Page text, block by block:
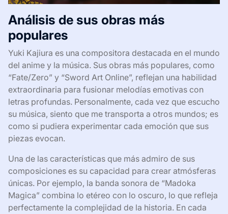
Análisis de sus obras más
populares
Yuki Kajiura es una compositora destacada en el mundo
del anime y la música. Sus obras más populares, como
“Fate/Zero” y “Sword Art Online”, reflejan una habilidad
extraordinaria para fusionar melodías emotivas con
letras profundas. Personalmente, cada vez que escucho
su música, siento que me transporta a otros mundos; es
como si pudiera experimentar cada emoción que sus
piezas evocan.
Una de las características que más admiro de sus
composiciones es su capacidad para crear atmósferas
únicas. Por ejemplo, la banda sonora de “Madoka
Magica” combina lo etéreo con lo oscuro, lo que refleja
perfectamente la complejidad de la historia. En cada